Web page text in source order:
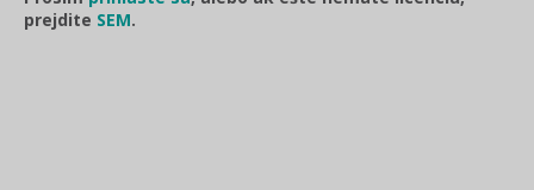
prejdite SEM.